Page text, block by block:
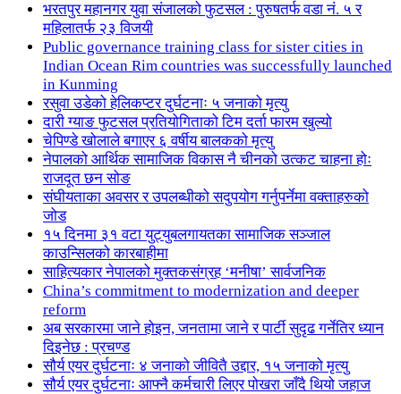
भरतपुर महानगर युवा संजालको फुटसल : पुरुषतर्फ वडा नं. ५ र
महिलातर्फ २३ विजयी
Public governance training class for sister cities in
Indian Ocean Rim countries was successfully launched
in Kunming
रसुवा उडेको हेलिकप्टर दुर्घटनाः ५ जनाको मृत्यु
दारी ग्याङ फुटसल प्रतियोगिताको टिम दर्ता फारम खुल्यो
चेपिण्डे खोलाले बगाएर ६ वर्षीय बालकको मृत्यु
नेपालको आर्थिक सामाजिक विकास नै चीनको उत्कट चाहना होः
राजदूत छन सोङ
संघीयताका अवसर र उपलब्धीको सदुपयोग गर्नुपर्नेमा वक्ताहरुको
जोड
१५ दिनमा ३१ वटा युट्युबलगायतका सामाजिक सञ्जाल
काउन्सिलको कारबाहीमा
साहित्यकार नेपालको मुक्तकसंग्रह ‘मनीषा’ सार्वजनिक
China’s commitment to modernization and deeper
reform
अब सरकारमा जाने होइन, जनतामा जाने र पार्टी सुदृढ गर्नेतिर ध्यान
दिइनेछ : प्रचण्ड
सौर्य एयर दुर्घटनाः ४ जनाको जीवितै उद्दार, १५ जनाको मृत्यु
सौर्य एयर दुर्घटनाः आफ्नै कर्मचारी लिएर पोखरा जाँदै थियो जहाज